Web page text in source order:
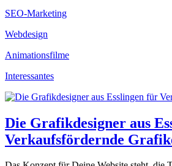
SEO-Marketing
Webdesign
Animationsfilme
Interessantes
Die Grafikdesigner aus
Verkaufsfördernde